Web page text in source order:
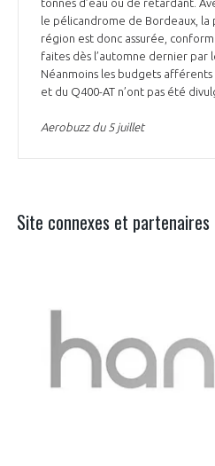
le pélicandrome de Bordeaux,
région est donc assurée,
faites dès l’automne dernier par
Néanmoins les budgets
et du Q400-AT n’ont pas été
Aerobuzz du 5 juillet
Site connexes et partenaires